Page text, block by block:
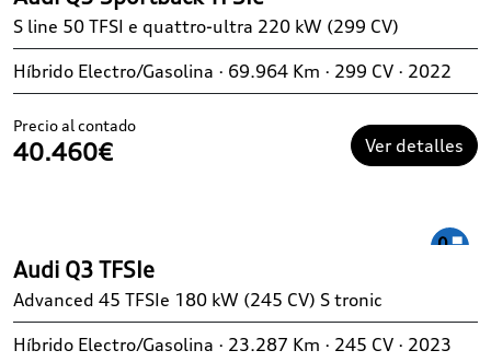
S line 50 TFSI e quattro-ultra 220 kW (299 CV)
Híbrido Electro/Gasolina · 69.964 Km · 299 CV · 2022
Precio al contado
40.460€ Ver detalles
Audi Q3 TFSIe
Advanced 45 TFSIe 180 kW (245 CV) S tronic
Híbrido Electro/Gasolina · 23.287 Km · 245 CV · 2023